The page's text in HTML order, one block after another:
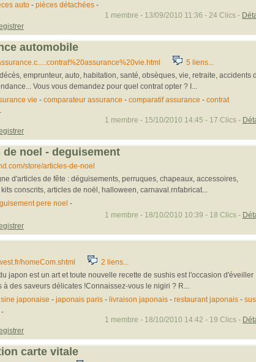
auto- pièces détachées-
1 membre - 13/09/2010 11:36 - 24 Clics -
automobile
5 liens...
emprunteur, auto, habitation, santé, obsèques, vie, retraite, accidents
Vous vous demandez pour quel contrat opter ? I...
vie - comparateur assurance - comparatif assurance - contrat
1 membre - 15/10/2010 14:45 - 17 Clics -
noel - deguisement
store/articles-de-noel
d'articles de fête : déguisements, perruques, chapeaux, accessoires,
conscrits, articles de noël, halloween, carnaval.rnfabricat...
pere noel -
1 membre - 18/10/2010 10:39 - 18 Clics -
homeCom.shtml 2 liens...
japon est un art et toute nouvelle recette de sushis est l'occasion d'éveiller
à des saveurs délicates !Connaissez-vous le nigiri ? R...
japonaise - japonais paris- livraison japonais- restaurant japonais-
1 membre - 18/10/2010 14:42 - 19 Clics -
carte vitale